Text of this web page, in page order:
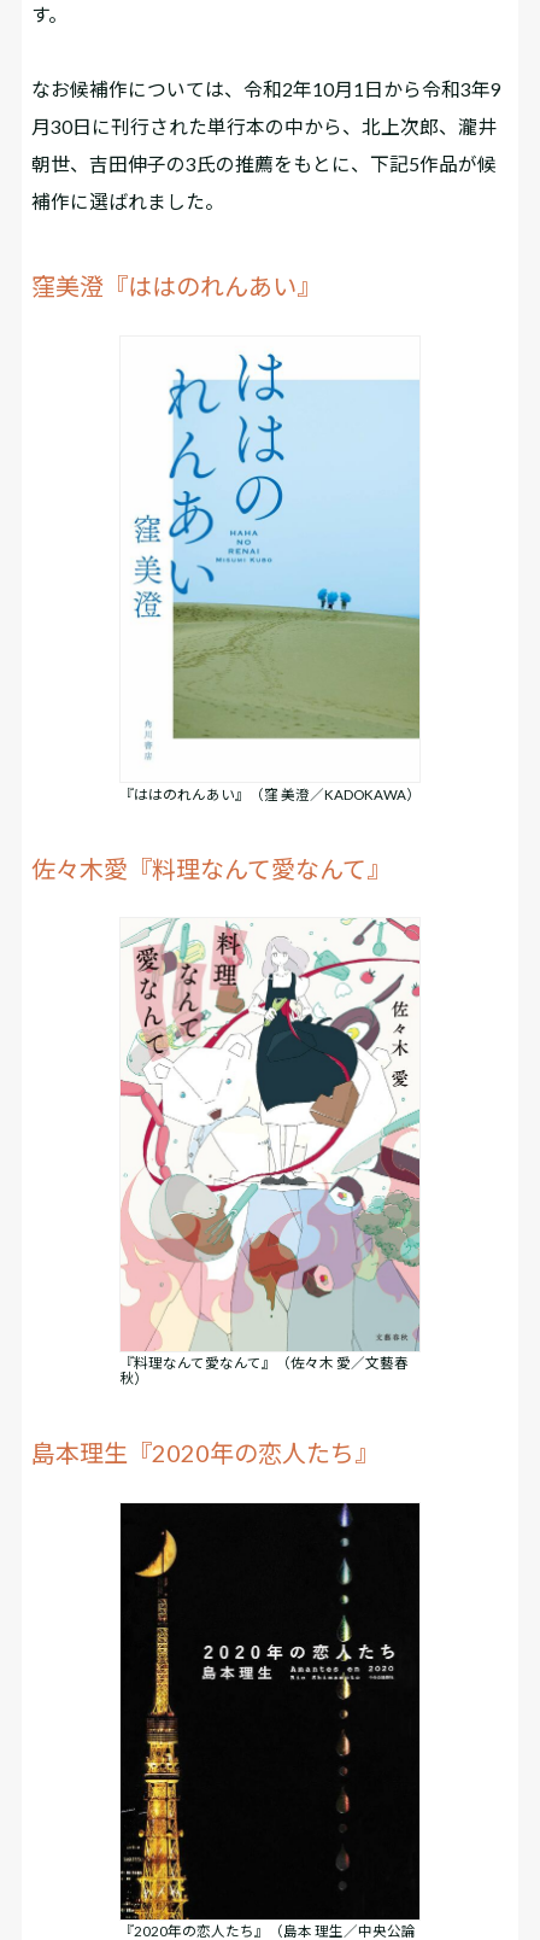
す。
なお候補作については、令和2年10月1日から令和3年9
月30日に刊行された単行本の中から、北上次郎、瀧井
朝世、吉田伸子の3氏の推薦をもとに、下記5作品が候
補作に選ばれました。
窪美澄『ははのれんあい』
『ははのれんあい』（窪 美澄／KADOKAWA）
佐々木愛『料理なんて愛なんて』
『料理なんて愛なんて』（佐々木 愛／文藝春
秋）
島本理生『2020年の恋人たち』
『2020年の恋人たち』（島本 理生／中央公論